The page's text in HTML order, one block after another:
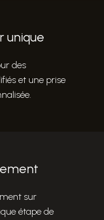
unique
des
et une prise
sur
étape de